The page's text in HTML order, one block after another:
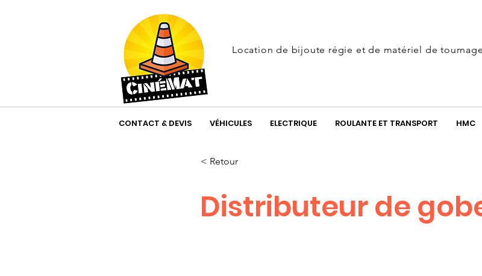
Location de bijoute régie et de matériel de tournage
CONTACT & DEVIS VÉHICULES ELECTRIQUE ROULANTE ET TRANSPORT HMC
< Retour
Distributeur de